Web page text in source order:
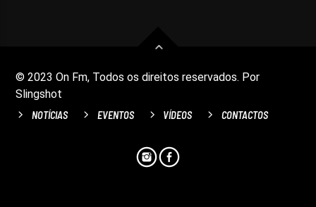
© 2023 On Fm, Todos os direitos reservados. Por
Slingshot
NOTÍCIAS EVENTOS VÍDEOS CONTACTOS